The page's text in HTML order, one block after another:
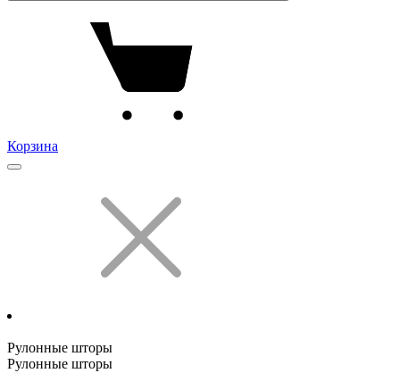
Корзина
Рулонные шторы
Рулонные шторы